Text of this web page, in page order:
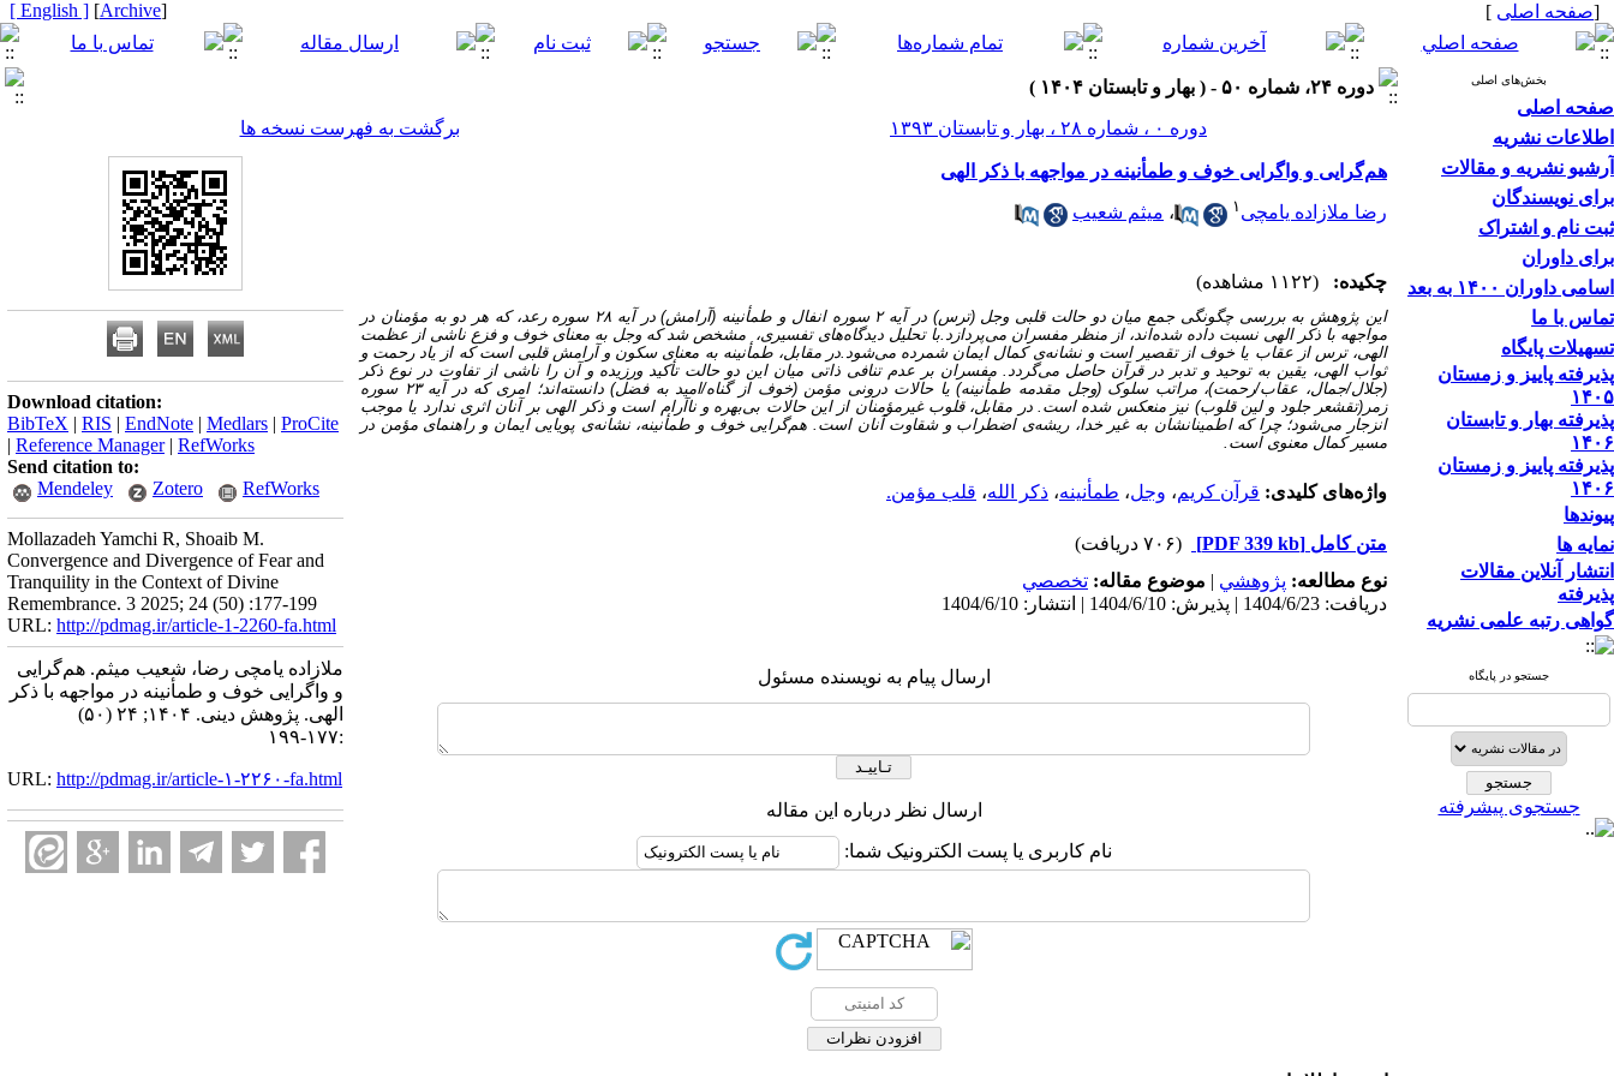
[صفحه اصلی ]
[
Archive
]
[ English ]
بخش‌های اصلی
صفحه اصلی
اطلاعات نشریه
آرشیو نشریه و مقالات
برای نویسندگان
ثبت نام و اشتراک
برای داوران
اسامی داوران ۱۴۰۰ به بعد
تماس با ما
تسهیلات پایگاه
پذیرفته پاییز و زمستان
۱۴۰۵
پذیرفته بهار و تابستان
۱۴۰۶
پذیرفته پاییز و زمستان
۱۴۰۶
پیوندها
نمایه ها
انتشار آنلاین مقالات
پذیرفته
گواهی رتبه علمی نشریه
جستجو در پایگاه
جستجوی پیشرفته
دوره ۲۴، شماره ۵۰ - ( بهار و تابستان ۱۴۰۴ )
دوره ۰ ، شماره ۲۸ ، بهار و تابستان ۱۳۹۳
برگشت به فهرست نسخه ها
هم‌گرایی و واگرایی خوف و طمأنینه در مواجهه با ذکر الهی
رضا ملازاده یامچی ۱ ، میثم شعیب
چکیده: (۱۱۲۲ مشاهده)
این پژوهش به بررسی چگونگی جمع میان دو حالت قلبی وجل (ترس) در آیه ۲ سوره انفال و طمأنینه (آرامش) در آیه ۲۸ سوره رعد، که هر دو به مؤمنان در
مواجهه با ذکر الهی نسبت داده شده‌اند، از منظر مفسران می‌پردازد.با تحلیل دیدگاه‌های تفسیری، مشخص شد که وجل به معنای خوف و فزع ناشی از عظمت
الهی، ترس از عقاب یا خوف از تقصیر است و نشانه‌ی کمال ایمان شمرده می‌شود.در مقابل، طمأنینه به معنای سکون و آرامش قلبی است که از یاد رحمت و
ثواب الهی، یقین به توحید و تدبر در قرآن حاصل می‌گردد. مفسران بر عدم تنافی ذاتی میان این دو حالت تأکید ورزیده و آن را ناشی از تفاوت در نوع ذکر
(جلال/جمال، عقاب/رحمت)، مراتب سلوک (وجل مقدمه طمأنینه) یا حالات درونی مؤمن (خوف از گناه/امید به فضل) دانسته‌اند؛ امری که در آیه ۲۳ سوره
زمر(تقشعر جلود و لین قلوب) نیز منعکس شده است. در مقابل، قلوب غیرمؤمنان از این حالات بی‌بهره و ناآرام است و ذکر الهی بر آنان اثری ندارد یا موجب
انزجار می‌شود؛ چرا که اطمینانشان به غیر خدا، ریشه‌ی اضطراب و شقاوت آنان است. هم‌گرایی خوف و طمأنینه، نشانه‌ی پویایی ایمان و راهنمای مؤمن در
مسیر کمال معنوی است.
واژه‌های کلیدی: قرآن کریم، وجل، طمأنینه، ذکر الله، قلب مؤمن.
متن کامل [PDF 339 kb]
(۷۰۶ دریافت)
نوع مطالعه: پژوهشي | موضوع مقاله: تخصصي
دریافت: 1404/6/23 | پذیرش: 1404/6/10 | انتشار: 1404/6/10
ارسال پیام به نویسنده مسئول
ارسال نظر درباره این مقاله
نام کاربری یا پست الکترونیک شما:
Download citation:
BibTeX | RIS | EndNote | Medlars | ProCite
| Reference Manager| RefWorks
Send citation to:
Mendeley
Zotero RefWorks
Mollazadeh Yamchi R, Shoaib M.
Convergence and Divergence of Fear and
Tranquility in the Context of Divine
Remembrance. 3 2025; 24 (50) :177-199
URL: http://pdmag.ir/article-1-2260-fa.html
ملازاده یامچی رضا، شعیب میثم. هم‌گرایی
و واگرایی خوف و طمأنینه در مواجهه با ذکر
الهی. پژوهش دینی. ۱۴۰۴; ۲۴ (۵۰)
:۱۷۷-۱۹۹
URL: http://pdmag.ir/article-۱-۲۲۶۰-fa.html